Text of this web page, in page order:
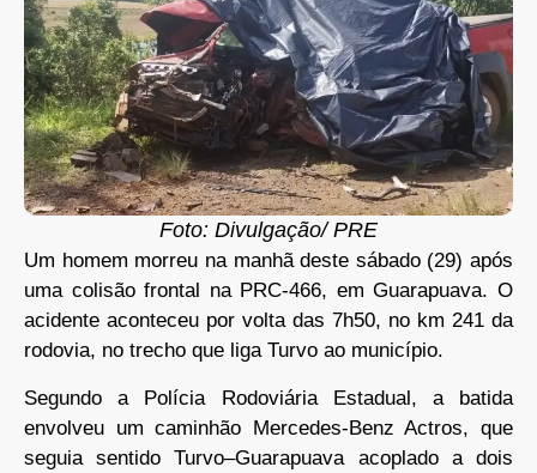
Foto: Divulgação/ PRE
Um homem morreu na manhã deste sábado (29) após
uma colisão frontal na PRC-466, em Guarapuava. O
acidente aconteceu por volta das 7h50, no km 241 da
rodovia, no trecho que liga Turvo ao município.
Segundo a Polícia Rodoviária Estadual, a batida
envolveu um caminhão Mercedes-Benz Actros, que
seguia sentido Turvo–Guarapuava acoplado a dois